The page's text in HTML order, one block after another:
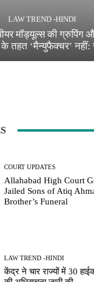
LAW TREND -HINDI
मॉड्यूल्स की ग्रुपिंग
तहत ‘मैन्युफैक्चर’ नहीं:
COURT UPDATES
Allahabad High Court
Jailed Sons of Atiq
Brother’s Funeral
LAW TREND -HINDI
केंद्र ने चार राज्यों में 30